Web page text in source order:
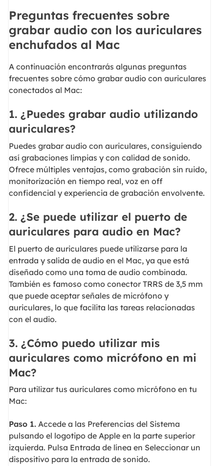
Preguntas frecuentes sobre
grabar audio con los auriculares
enchufados al Mac
A continuación encontrarás algunas preguntas
frecuentes sobre cómo grabar audio con auriculares
conectados al Mac:
1. ¿Puedes grabar audio utilizando
auriculares?
Puedes grabar audio con auriculares, consiguiendo
así grabaciones limpias y con calidad de sonido.
Ofrece múltiples ventajas, como grabación sin ruido,
monitorización en tiempo real, voz en off
confidencial y experiencia de grabación envolvente.
2. ¿Se puede utilizar el puerto de
auriculares para audio en Mac?
El puerto de auriculares puede utilizarse para la
entrada y salida de audio en el Mac, ya que está
diseñado como una toma de audio combinada.
También es famoso como conector TRRS de 3,5 mm
que puede aceptar señales de micrófono y
auriculares, lo que facilita las tareas relacionadas
con el audio.
3. ¿Cómo puedo utilizar mis
auriculares como micrófono en mi
Mac?
Para utilizar tus auriculares como micrófono en tu
Mac:
Paso 1.Accede a las Preferencias del Sistema
pulsando el logotipo de Apple en la parte superior
izquierda. Pulsa Entrada de línea en Seleccionar un
dispositivo para la entrada de sonido.